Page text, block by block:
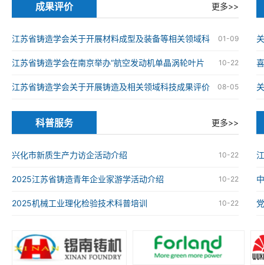
成果评价 更多>>
01-09
江苏省铸造学会关于开展材料成型及装备等相关领域科
技成果评价工作的通知 10-22
江苏省铸造学会在南京举办“航空发动机单晶涡轮叶片
仿生结构设计与精准制造技术”科技成果评价会 08-05
江苏省铸造学会关于开展铸造及相关领域科技成果评价
工作的通知
科普服务 更多>>
10-22
兴化市新质生产力访企活动介绍
10-22
2025江苏省铸造青年企业家游学活动介绍
10-22
2025机械工业理化检验技术科普培训